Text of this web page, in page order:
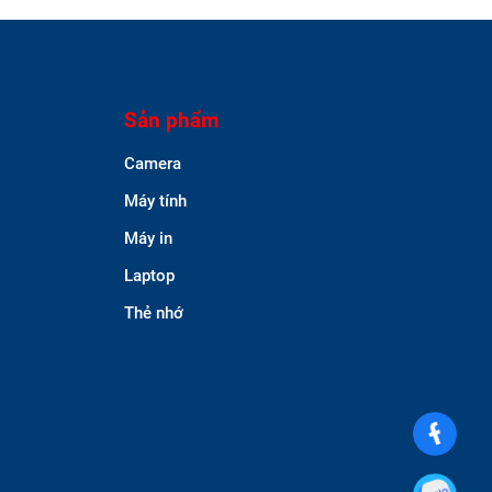
Sản phẩm
Camera
Máy tính
Máy in
Laptop
Thẻ nhớ